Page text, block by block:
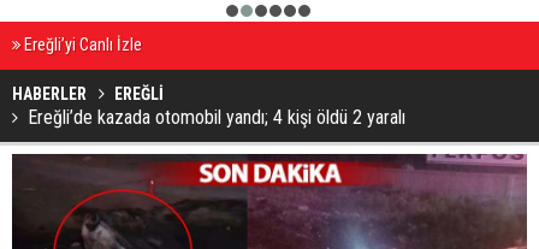
2 3 4 5 6
Ereğli’yi Canlı İzle
HABERLER EREĞLİ
Ereğli’de kazada otomobil yandı; 4 kişi öldü 2 yaralı